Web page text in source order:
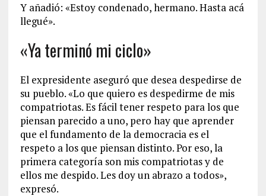
Y añadió: «Estoy condenado, hermano. Hasta acá
llegué».
«Ya terminó mi ciclo»
El expresidente aseguró que desea despedirse de
su pueblo. «Lo que quiero es despedirme de mis
compatriotas. Es fácil tener respeto para los que
piensan parecido a uno, pero hay que aprender
que el fundamento de la democracia es el
respeto a los que piensan distinto. Por eso, la
primera categoría son mis compatriotas y de
ellos me despido. Les doy un abrazo a todos»,
expresó.